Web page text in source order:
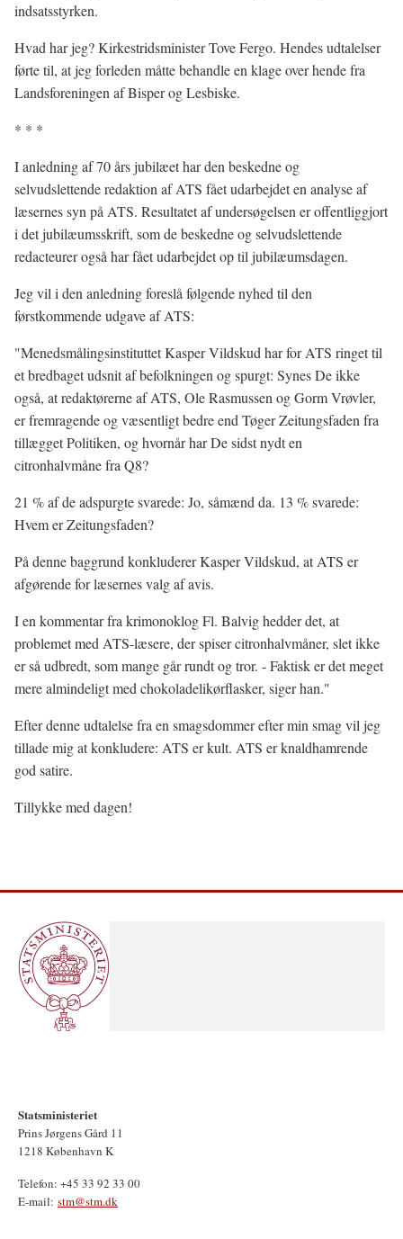
indsatsstyrken.
Hvad har jeg? Kirkestridsminister Tove Fergo. Hendes udtalelser
førte til, at jeg forleden måtte behandle en klage over hende fra
Landsforeningen af Bisper og Lesbiske.
* * *
I anledning af 70 års jubilæet har den beskedne og
selvudslettende redaktion af ATS fået udarbejdet en analyse af
læsernes syn på ATS. Resultatet af undersøgelsen er offentliggjort
i det jubilæumsskrift, som de beskedne og selvudslettende
redacteurer også har fået udarbejdet op til jubilæumsdagen.
Jeg vil i den anledning foreslå følgende nyhed til den
førstkommende udgave af ATS:
"Menedsmålingsinstituttet Kasper Vildskud har for ATS ringet til
et bredbaget udsnit af befolkningen og spurgt: Synes De ikke
også, at redaktørerne af ATS, Ole Rasmussen og Gorm Vrøvler,
er fremragende og væsentligt bedre end Tøger Zeitungsfaden fra
tillægget Politiken, og hvornår har De sidst nydt en
citronhalvmåne fra Q8?
21 % af de adspurgte svarede: Jo, såmænd da. 13 % svarede:
Hvem er Zeitungsfaden?
På denne baggrund konkluderer Kasper Vildskud, at ATS er
afgørende for læsernes valg af avis.
I en kommentar fra krimonoklog Fl. Balvig hedder det, at
problemet med ATS-læsere, der spiser citronhalvmåner, slet ikke
er så udbredt, som mange går rundt og tror. - Faktisk er det meget
mere almindeligt med chokoladelikørflasker, siger han."
Efter denne udtalelse fra en smagsdommer efter min smag vil jeg
tillade mig at konkludere: ATS er kult. ATS er knaldhamrende
god satire.
Tillykke med dagen!
Statsministeriet
Prins Jørgens Gård 11
1218 København K
Telefon: +45 33 92 33 00
E-mail: stm@stm.dk